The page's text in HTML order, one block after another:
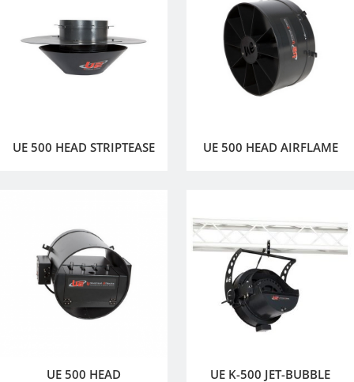
UE 500 HEAD STRIPTEASE UE 500 HEAD AIRFLAME
UE 500 HEAD
UE K-500 JET-BUBBLE